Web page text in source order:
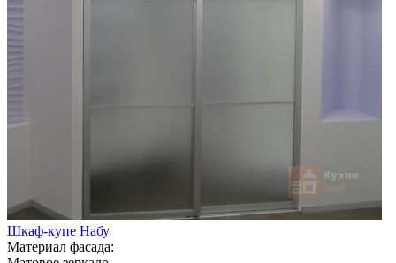
Шкаф-купе Набу
Материал фасада: